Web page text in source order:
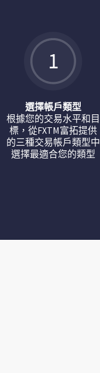
選擇帳戶類型
根據您的交易水平和目
標，從FXTM富拓提供
的三種交易帳戶類型中
選擇最適合您的類型